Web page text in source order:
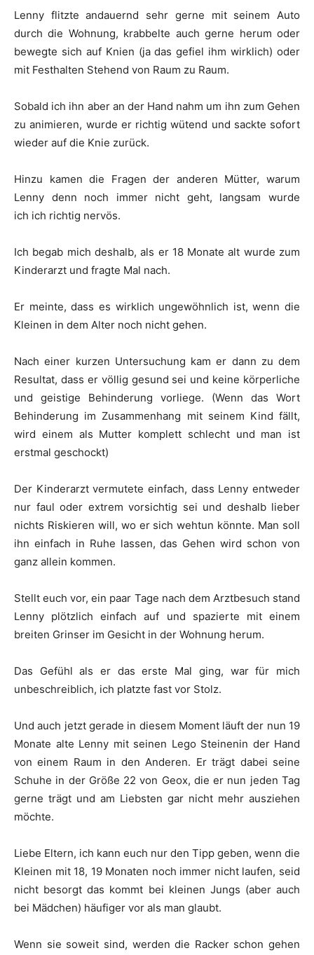
Lenny flitzte andauernd sehr gerne mit seinem Auto
durch die Wohnung, krabbelte auch gerne herum oder
bewegte sich auf Knien (ja das gefiel ihm wirklich) oder
mit Festhalten Stehend von Raum zu Raum.
Sobald ich ihn aber an der Hand nahm um ihn zum Gehen
zu animieren, wurde er richtig wütend und sackte sofort
wieder auf die Knie zurück.
Hinzu kamen die Fragen der anderen Mütter, warum
Lenny denn noch immer nicht geht, langsam wurde
ich ich richtig nervös.
Ich begab mich deshalb, als er 18 Monate alt wurde zum
Kinderarzt und fragte Mal nach.
Er meinte, dass es wirklich ungewöhnlich ist, wenn die
Kleinen in dem Alter noch nicht gehen.
Nach einer kurzen Untersuchung kam er dann zu dem
Resultat, dass er völlig gesund sei und keine körperliche
und geistige Behinderung vorliege. (Wenn das Wort
Behinderung im Zusammenhang mit seinem Kind fällt,
wird einem als Mutter komplett schlecht und man ist
erstmal geschockt)
Der Kinderarzt vermutete einfach, dass Lenny entweder
nur faul oder extrem vorsichtig sei und deshalb lieber
nichts Riskieren will, wo er sich wehtun könnte. Man soll
ihn einfach in Ruhe lassen, das Gehen wird schon von
ganz allein kommen.
Stellt euch vor, ein paar Tage nach dem Arztbesuch stand
Lenny plötzlich einfach auf und spazierte mit einem
breiten Grinser im Gesicht in der Wohnung herum.
Das Gefühl als er das erste Mal ging, war für mich
unbeschreiblich, ich platzte fast vor Stolz.
Und auch jetzt gerade in diesem Moment läuft der nun 19
Monate alte Lenny mit seinen Lego Steinenin der Hand
von einem Raum in den Anderen. Er trägt dabei seine
Schuhe in der Größe 22 von Geox, die er nun jeden Tag
gerne trägt und am Liebsten gar nicht mehr ausziehen
möchte.
Liebe Eltern, ich kann euch nur den Tipp geben, wenn die
Kleinen mit 18, 19 Monaten noch immer nicht laufen, seid
nicht besorgt das kommt bei kleinen Jungs (aber auch
bei Mädchen) häufiger vor als man glaubt.
Wenn sie soweit sind, werden die Racker schon gehen